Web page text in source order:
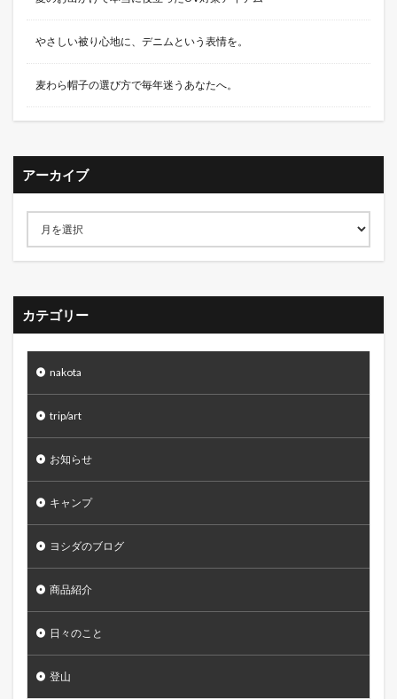
やさしい被り心地に、デニムという表情を。
麦わら帽子の選び方で毎年迷うあなたへ。
アーカイブ
カテゴリー
nakota
trip/art
お知らせ
キャンプ
ヨシダのブログ
商品紹介
日々のこと
登山